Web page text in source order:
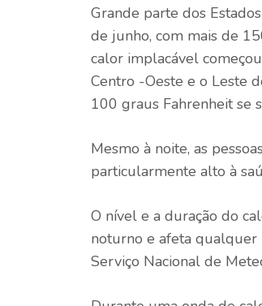
Grande parte dos
de junho, com mais de
calor implacável
Centro -Oeste e o Leste
100 graus Fahrenheit se
Mesmo à noite, as
particularmente alto à
O nível e a duração do
noturno e afeta qualquer
Serviço Nacional de